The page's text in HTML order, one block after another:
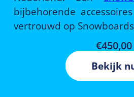
bijbehorende
vertrouwd op
€450,00
Bekijk